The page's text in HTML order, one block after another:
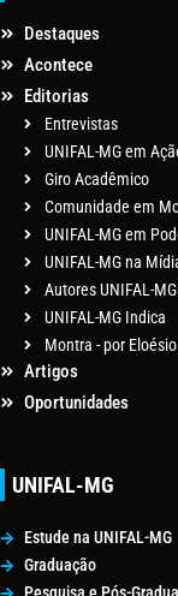
Destaques
Acontece
Editorias
Entrevistas
UNIFAL-MG em
Giro Acadêmico
Comunidade em
UNIFAL-MG em
UNIFAL-MG na
Autores UNIFAL-MG
UNIFAL-MG Indica
Montra - por
Artigos
Oportunidades
UNIFAL-MG
Estude na UNIFAL-MG
Graduação